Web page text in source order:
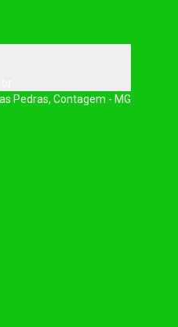
Pedras, Contagem - MG